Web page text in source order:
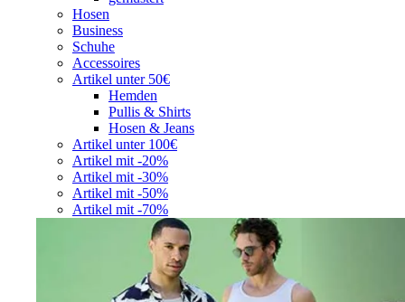
Hosen
Business
Schuhe
Accessoires
Artikel unter 50€
Hemden
Pullis & Shirts
Hosen & Jeans
Artikel unter 100€
Artikel mit -20%
Artikel mit -30%
Artikel mit -50%
Artikel mit -70%